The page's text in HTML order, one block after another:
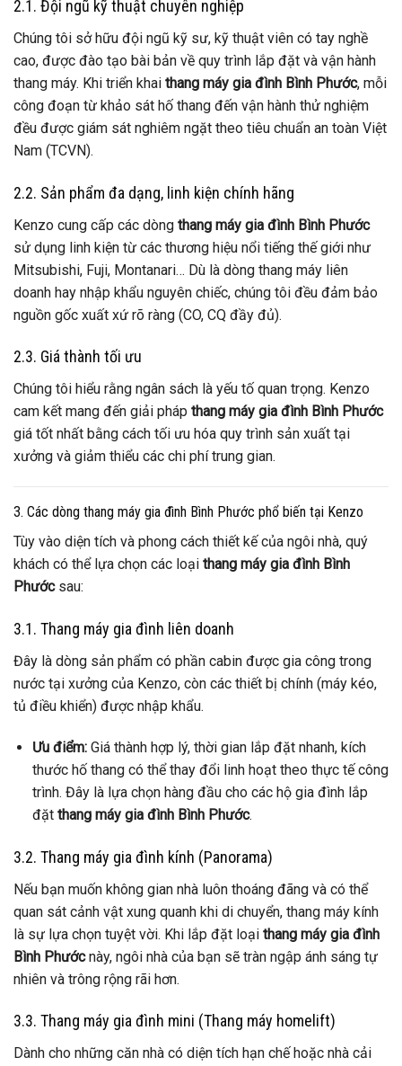
2.1. Đội ngũ kỹ thuật chuyên nghiệp
Chúng tôi sở hữu đội ngũ kỹ sư, kỹ thuật viên có tay nghề
cao, được đào tạo bài bản về quy trình lắp đặt và vận hành
thang máy. Khi triển khai thang máy gia đình Bình Phước, mỗi
công đoạn từ khảo sát hố thang đến vận hành thử nghiệm
đều được giám sát nghiêm ngặt theo tiêu chuẩn an toàn Việt
Nam (TCVN).
2.2. Sản phẩm đa dạng, linh kiện chính hãng
Kenzo cung cấp các dòng thang máy gia đình Bình Phước
sử dụng linh kiện từ các thương hiệu nổi tiếng thế giới như
Mitsubishi, Fuji, Montanari… Dù là dòng thang máy liên
doanh hay nhập khẩu nguyên chiếc, chúng tôi đều đảm bảo
nguồn gốc xuất xứ rõ ràng (CO, CQ đầy đủ).
2.3. Giá thành tối ưu
Chúng tôi hiểu rằng ngân sách là yếu tố quan trọng. Kenzo
cam kết mang đến giải pháp thang máy gia đình Bình Phước
giá tốt nhất bằng cách tối ưu hóa quy trình sản xuất tại
xưởng và giảm thiểu các chi phí trung gian.
3. Các dòng thang máy gia đình Bình Phước phổ biến tại Kenzo
Tùy vào diện tích và phong cách thiết kế của ngôi nhà, quý
khách có thể lựa chọn các loại thang máy gia đình Bình
Phướcsau:
3.1. Thang máy gia đình liên doanh
Đây là dòng sản phẩm có phần cabin được gia công trong
nước tại xưởng của Kenzo, còn các thiết bị chính (máy kéo,
tủ điều khiển) được nhập khẩu.
Ưu điểm:Giá thành hợp lý, thời gian lắp đặt nhanh, kích
thước hố thang có thể thay đổi linh hoạt theo thực tế công
trình. Đây là lựa chọn hàng đầu cho các hộ gia đình lắp
đặt thang máy gia đình Bình Phước.
3.2. Thang máy gia đình kính (Panorama)
Nếu bạn muốn không gian nhà luôn thoáng đãng và có thể
quan sát cảnh vật xung quanh khi di chuyển, thang máy kính
là sự lựa chọn tuyệt vời. Khi lắp đặt loại thang máy gia đình
Bình Phướcnày, ngôi nhà của bạn sẽ tràn ngập ánh sáng tự
nhiên và trông rộng rãi hơn.
3.3. Thang máy gia đình mini (Thang máy homelift)
Dành cho những căn nhà có diện tích hạn chế hoặc nhà cải